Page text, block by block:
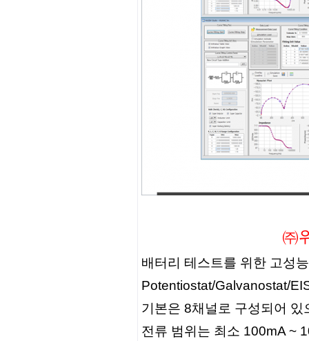
㈜
배터리 테스트를 위한 고성
Potentiostat/Galvanostat/
기본은 8채널로 구성되어
전류 범위는 최소 100mA ~